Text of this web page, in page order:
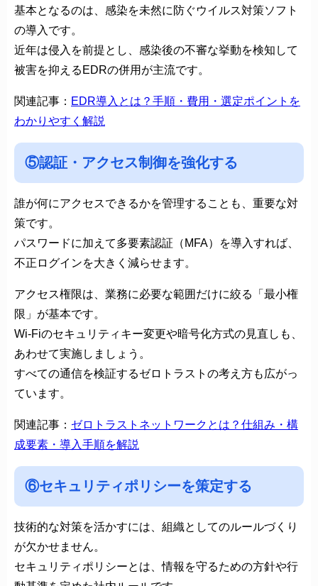
基本となるのは、感染を未然に防ぐウイルス対策ソフト
の導入です。
近年は侵入を前提とし、感染後の不審な挙動を検知して
被害を抑えるEDRの併用が主流です。
関連記事： EDR導入とは？手順・費用・選定ポイントを
わかりやすく解説
⑤認証・アクセス制御を強化する
誰が何にアクセスできるかを管理することも、重要な対
策です。
パスワードに加えて多要素認証（MFA）を導入すれば、
不正ログインを大きく減らせます。
アクセス権限は、業務に必要な範囲だけに絞る「最小権
限」が基本です。
Wi-Fiのセキュリティキー変更や暗号化方式の見直しも、
あわせて実施しましょう。
すべての通信を検証するゼロトラストの考え方も広がっ
ています。
関連記事： ゼロトラストネットワークとは？仕組み・構
成要素・導入手順を解説
⑥セキュリティポリシーを策定する
技術的な対策を活かすには、組織としてのルールづくり
が欠かせません。
セキュリティポリシーとは、情報を守るための方針や行